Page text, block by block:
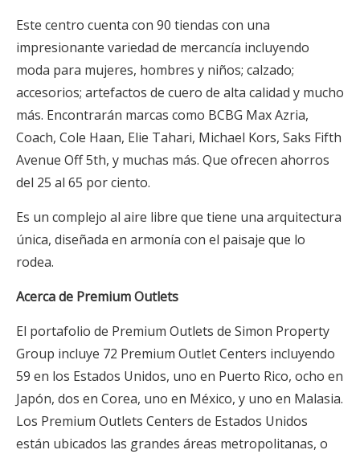
Este centro cuenta con 90 tiendas con una
impresionante variedad de mercancía incluyendo
moda para mujeres, hombres y niños; calzado;
accesorios; artefactos de cuero de alta calidad y mucho
más. Encontrarán marcas como BCBG Max Azria,
Coach, Cole Haan, Elie Tahari, Michael Kors, Saks Fifth
Avenue Off 5th, y muchas más. Que ofrecen ahorros
del 25 al 65 por ciento.
Es un complejo al aire libre que tiene una arquitectura
única, diseñada en armonía con el paisaje que lo
rodea.
Acerca de Premium Outlets
El portafolio de Premium Outlets de Simon Property
Group incluye 72 Premium Outlet Centers incluyendo
59 en los Estados Unidos, uno en Puerto Rico, ocho en
Japón, dos en Corea, uno en México, y uno en Malasia.
Los Premium Outlets Centers de Estados Unidos
están ubicados las grandes áreas metropolitanas, o